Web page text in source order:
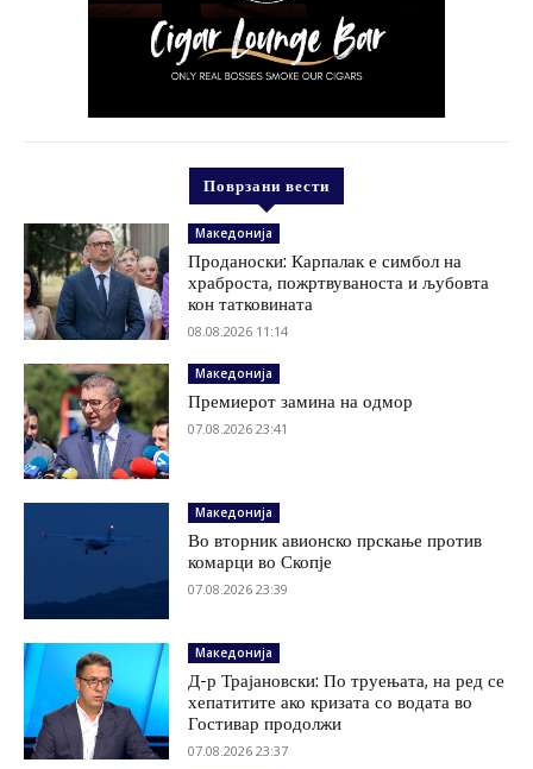
Поврзани вести
Македонија
Проданоски: Карпалак е симбол на
храброста, пожртвуваноста и љубовта
кон татковината
08.08.2026 11:14
Македонија
Премиерот замина на одмор
07.08.2026 23:41
Македонија
Во вторник авионско прскање против
комарци во Скопје
07.08.2026 23:39
Македонија
Д-р Трајановски: По труењата, на ред се
хепатитите ако кризата со водата во
Гостивар продолжи
07.08.2026 23:37